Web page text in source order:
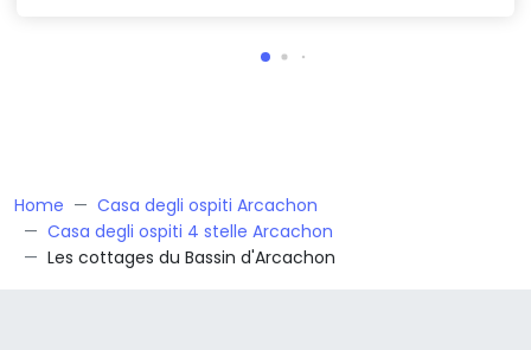
Home
Casa degli ospiti Arcachon
Casa degli ospiti 4 stelle Arcachon
Les cottages du Bassin d'Arcachon